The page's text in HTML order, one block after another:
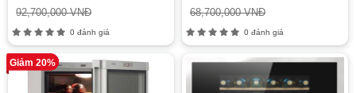
92,700,000 VNĐ
0 đánh giá
68,700,000 VNĐ
0 đánh giá
Giảm 20%